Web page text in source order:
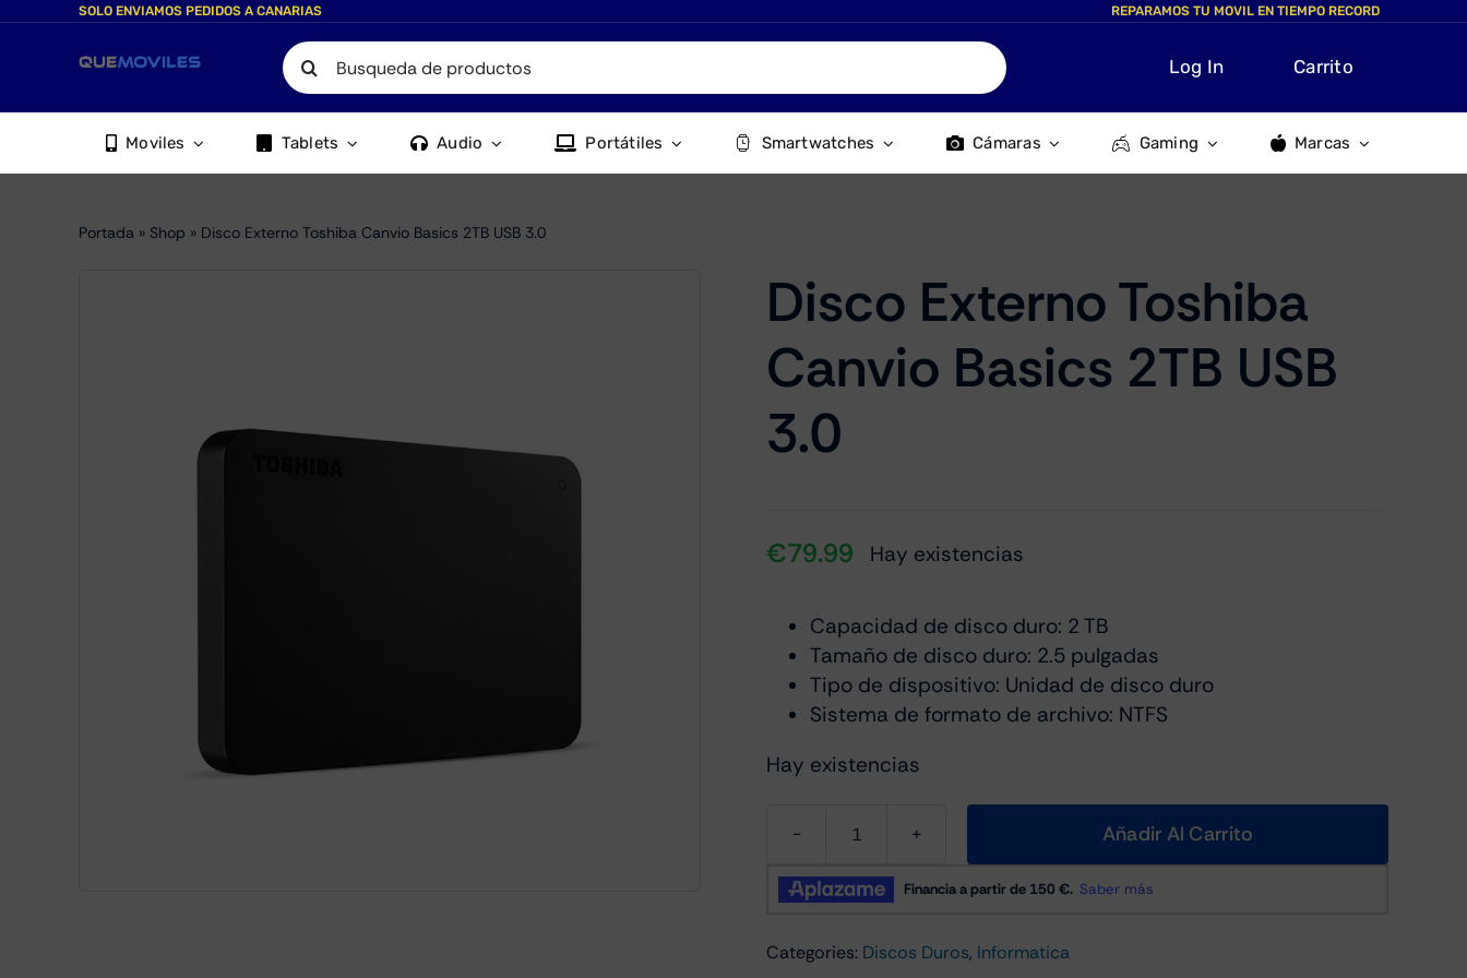
SOLO ENVIAMOS PEDIDOS A CANARIAS REPARAMOS TU MOVIL EN TIEMPO RECORD
Search
for:
Log In Carrito
Moviles Tablets Audio Portátiles Smartwatches Cámaras Gaming Marcas
Portada » Shop » Disco Externo Toshiba Canvio Basics 2TB USB 3.0
Disco Externo Toshiba
Canvio Basics 2TB USB
3.0
€79.99 Hay existencias
Capacidad de disco duro: 2 TB
Tamaño de disco duro: 2.5 pulgadas
Tipo de dispositivo: Unidad de disco duro
Sistema de formato de archivo: NTFS
Hay existencias
Disco
Externo
Toshiba
Basics
Añadir Al Carrito
Categories: Discos Duros, Informatica